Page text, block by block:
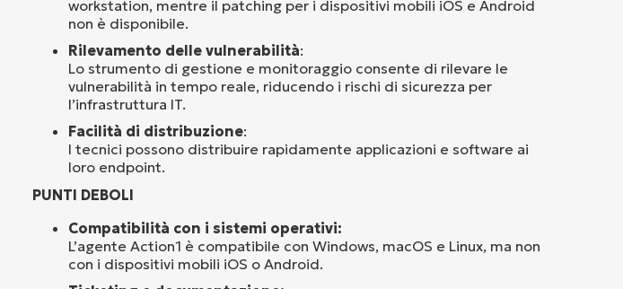
workstation, mentre il patching per i dispositivi mobili iOS e Android
non è disponibile.
Rilevamento delle vulnerabilità:
Lo strumento di gestione e monitoraggio consente di rilevare le
vulnerabilità in tempo reale, riducendo i rischi di sicurezza per
l’infrastruttura IT.
Facilità di distribuzione:
I tecnici possono distribuire rapidamente applicazioni e software ai
loro endpoint.
PUNTI DEBOLI
Compatibilità con i sistemi operativi:
L’agente Action1 è compatibile con Windows, macOS e Linux, ma non
con i dispositivi mobili iOS o Android.